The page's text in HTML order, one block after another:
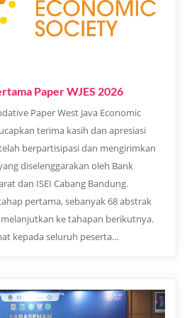
Paper WJES 2026
Paper West Java Economic
terima kasih dan apresiasi
berpartisipasi dan mengirimkan
diselenggarakan oleh Bank
dan ISEI Cabang Bandung.
pertama, sebanyak 68 abstrak
ke tahapan berikutnya.
kepada seluruh peserta…